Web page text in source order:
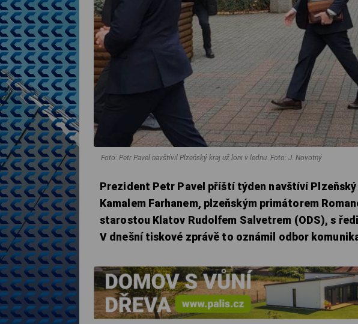
Foto: Petr Pavel navštívil Plzeňský kraj už loni v lednu. Foto: J. Novotný
Prezident Petr Pavel příští týden navštíví
Kamalem Farhanem, plzeňským primátorem
starostou Klatov Rudolfem Salvetrem (ODS), s
V dnešní tiskové zprávě to oznámil odbor